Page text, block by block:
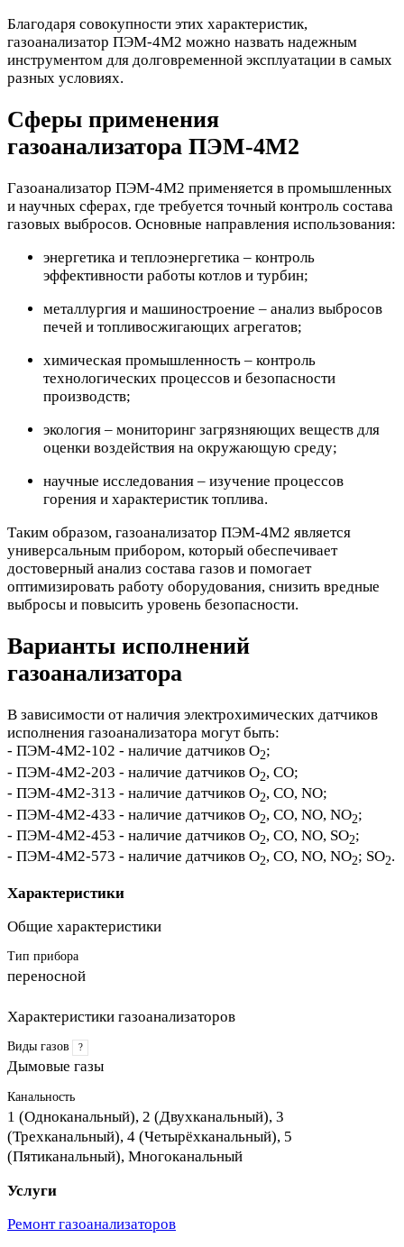
Благодаря совокупности этих характеристик,
газоанализатор ПЭМ-4М2 можно назвать надежным
инструментом для долговременной эксплуатации в самых
разных условиях.
Сферы применения
газоанализатора ПЭМ-4М2
Газоанализатор ПЭМ-4М2 применяется в промышленных
и научных сферах, где требуется точный контроль состава
газовых выбросов. Основные направления использования:
энергетика и теплоэнергетика – контроль
эффективности работы котлов и турбин;
металлургия и машиностроение – анализ выбросов
печей и топливосжигающих агрегатов;
химическая промышленность – контроль
технологических процессов и безопасности
производств;
экология – мониторинг загрязняющих веществ для
оценки воздействия на окружающую среду;
научные исследования – изучение процессов
горения и характеристик топлива.
Таким образом, газоанализатор ПЭМ-4М2 является
универсальным прибором, который обеспечивает
достоверный анализ состава газов и помогает
оптимизировать работу оборудования, снизить вредные
выбросы и повысить уровень безопасности.
Варианты исполнений
газоанализатора
В зависимости от наличия электрохимических датчиков
исполнения газоанализатора могут быть:
- ПЭМ-4М2-102 - наличие датчиков O2;
- ПЭМ-4М2-203 - наличие датчиков O2, CO;
- ПЭМ-4М2-313 - наличие датчиков O2, СО, NO;
- ПЭМ-4М2-433 - наличие датчиков O2, СО, NO, NO2;
- ПЭМ-4М2-453 - наличие датчиков O2, СО, NO, SO2;
- ПЭМ-4М2-573 - наличие датчиков O2, СО, NO, NO2; SO2.
Характеристики
Общие характеристики
Тип прибора
переносной
Характеристики газоанализаторов
Виды газов ?
Дымовые газы
Канальность
1 (Одноканальный), 2 (Двухканальный), 3
(Трехканальный), 4 (Четырёхканальный), 5
(Пятиканальный), Многоканальный
Услуги
Ремонт газоанализаторов